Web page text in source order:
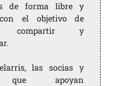
de forma libre y
el objetivo de
compartir y
las socias y
que apoyan